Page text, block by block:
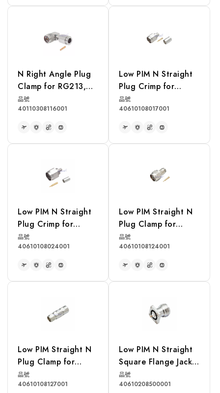
N Right Angle Plug
Clamp for RG213,
RG214, RG393
Cable
品號
40110308116001
Low PIM N Straight
Plug Crimp for
LMR400 Cable
品號
40610108017001
Low PIM N Straight
Plug Crimp for
LMR240 Cable
品號
40610108024001
Low PIM Straight N
Plug Clamp for
LMR240 Cable
品號
40610108124001
Low PIM Straight N
Plug Clamp for
LDF4-50A 1/2"
Corrugated Cable
品號
40610108127001
Low PIM N Straight
Square Flange Jack
Receptacle(Exposed
Teflon)
品號
40610208500001